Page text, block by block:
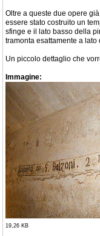
Oltre a queste due opere
essere stato costruito un
sfinge e il lato basso della
tramonta esattamente a
Un piccolo dettaglio che
Immagine:
19,26 KB